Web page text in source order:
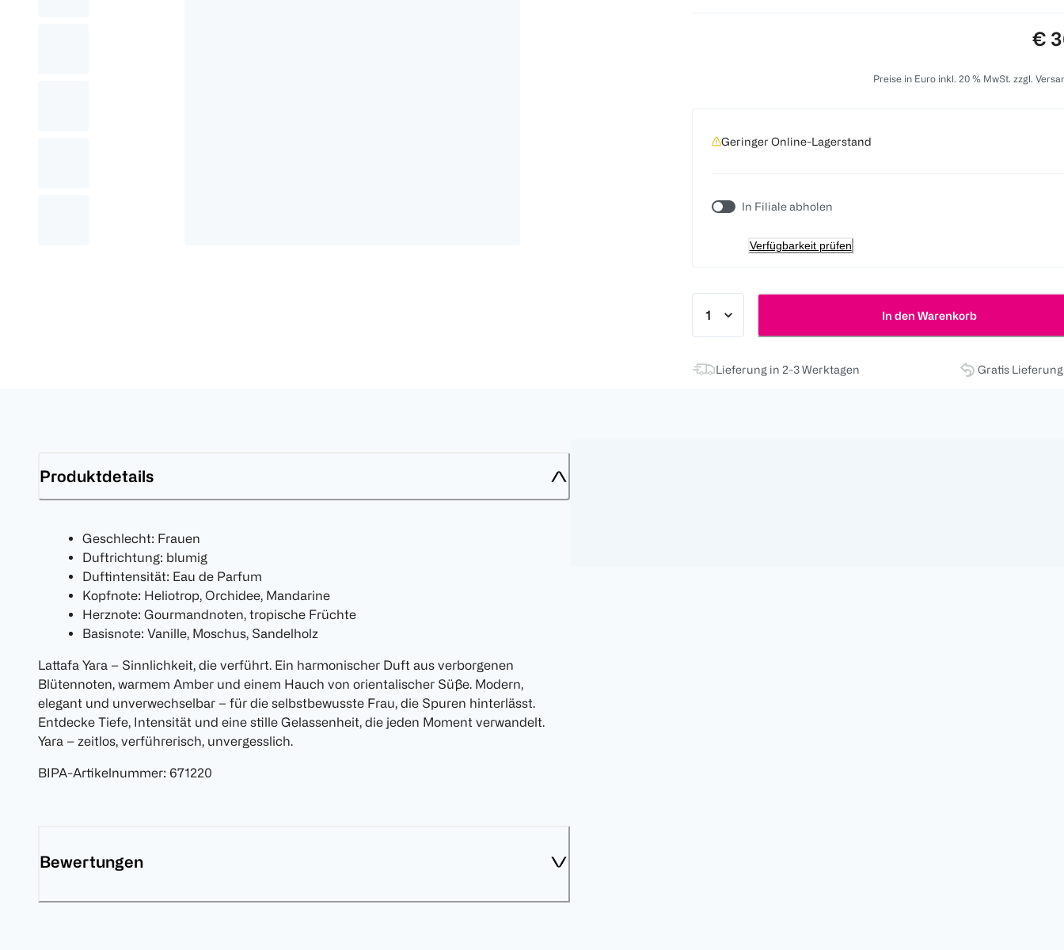
€
Preise in Euro inkl. 20 % MwSt. zzgl.
Geringer Online-Lagerstand
In Filiale abholen
Verfügbarkeit prüfen
In den Warenkorb
Lieferung in 2-3 Werktagen Gratis
Produktdetails
Geschlecht: Frauen
Duftrichtung: blumig
Duftintensität: Eau de Parfum
Kopfnote: Heliotrop, Orchidee, Mandarine
Herznote: Gourmandnoten, tropische Früchte
Basisnote: Vanille, Moschus, Sandelholz
Lattafa Yara – Sinnlichkeit, die verführt. Ein harmonischer Duft aus verborgenen
Blütennoten, warmem Amber und einem Hauch von orientalischer Süße. Modern,
elegant und unverwechselbar – für die selbstbewusste Frau, die Spuren hinterlässt.
Entdecke Tiefe, Intensität und eine stille Gelassenheit, die jeden Moment verwandelt.
Yara – zeitlos, verführerisch, unvergesslich.
BIPA-Artikelnummer: 671220
Bewertungen